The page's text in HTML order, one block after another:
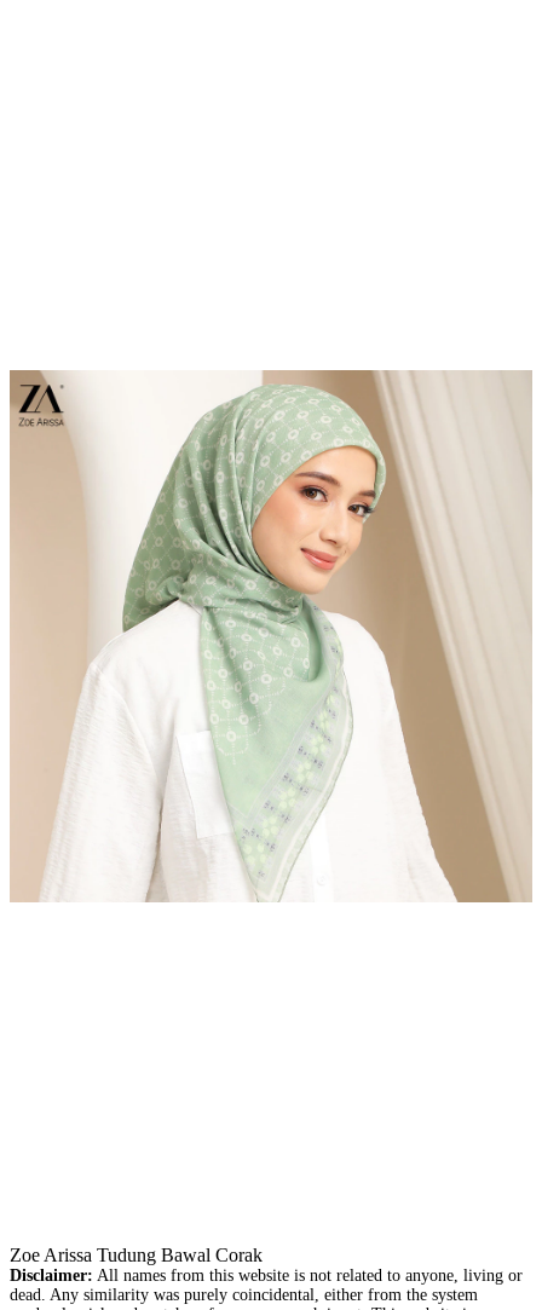
Zoe Arissa Tudung Bawal Corak
Disclaimer: All names from this website is not related to anyone, living or
dead. Any similarity was purely coincidental, either from the system